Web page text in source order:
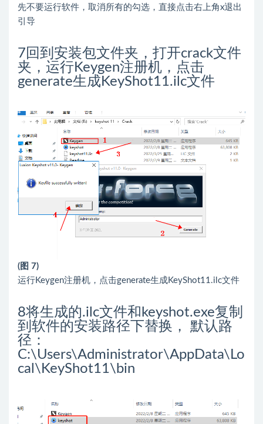
先不要运行软件，取消所有的勾选，直接点击右上角x退出
引导
7 回到安装包文件夹，打开crack文件
夹，运行Keygen注册机，点击
generate生成KeyShot11.ilc文件
(图 7)
运行Keygen注册机，点击generate生成KeyShot11.ilc文件
8将生成的.ilc文件和keyshot.exe复制
到软件的安装路径下替换， 默认路
径：
C:\Users\Administrator\AppData\Lo
cal\KeyShot11\bin